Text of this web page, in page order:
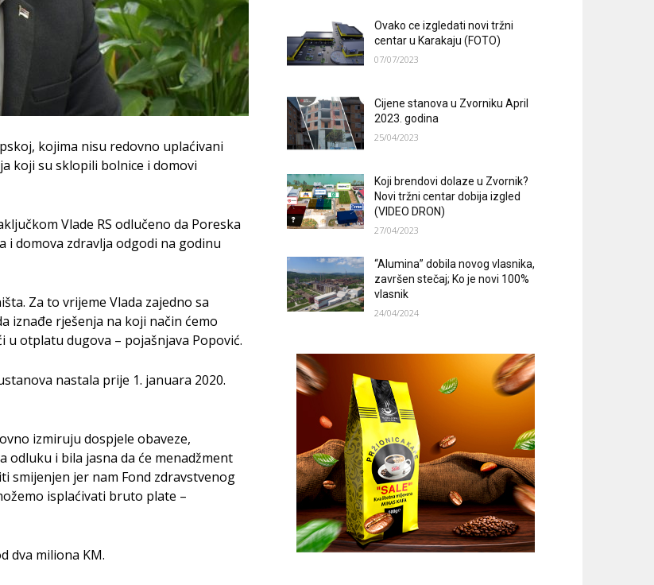
kojima nisu redovno uplaćivani
koji su sklopili bolnice i domovi
Vlade RS odlučeno da Poreska
i domova zdravlja odgodi na godinu
Za to vrijeme Vlada zajedno sa
iznađe rješenja na koji način ćemo
u otplatu dugova – pojašnjava Popović.
nastala prije 1. januara 2020.
izmiruju dospjele obaveze,
odluku i bila jasna da će menadžment
smijenjen jer nam Fond zdravstvenog
isplaćivati bruto plate –
dva miliona KM.
Ovako ce izgledati novi tržni
centar u Karakaju (FOTO)
07/07/2023
Cijene stanova u Zvorniku April
2023. godina
25/04/2023
Koji brendovi dolaze u Zvornik?
Novi tržni centar dobija izgled
(VIDEO DRON)
27/04/2023
“Alumina” dobila novog vlasnika,
završen stečaj; Ko je novi 100%
vlasnik
24/04/2024